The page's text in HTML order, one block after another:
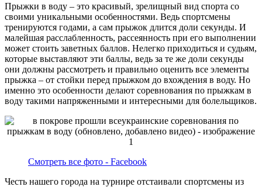
Прыжки в воду – это красивый, зрелищный вид спорта со
своими уникальными особенностями. Ведь спортсмены
тренируются годами, а сам прыжок длится доли секунды. И
малейшая расслабленность, рассеянность при его выполнении
может стоить заветных баллов. Нелегко приходиться и судьям,
которые выставляют эти баллы, ведь за те же доли секунды
они должны рассмотреть и правильно оценить все элементы
прыжка – от стойки перед прыжком до вхождения в воду. Но
именно это особенности делают соревнования по прыжкам в
воду такими напряженными и интересными для болельщиков.
Смотреть все фото - Facebook
Честь нашего города на турнире отстаивали спортсмены из